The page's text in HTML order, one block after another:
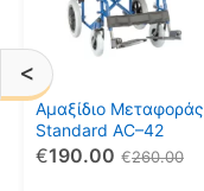
<
Αμαξίδιο Μεταφοράς
Standard AC–42
260.00
€
190.00
€
παραλλαγές.
Οι
επιλογές
μπορούν
να
επιλεγούν